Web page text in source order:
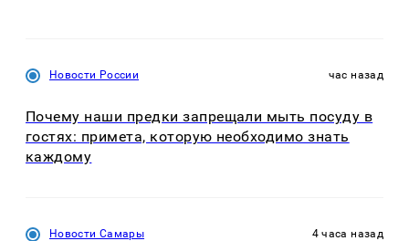
Новости России час назад
Почему наши предки запрещали мыть посуду в
гостях: примета, которую необходимо знать
каждому
Новости Самары 4 часа назад